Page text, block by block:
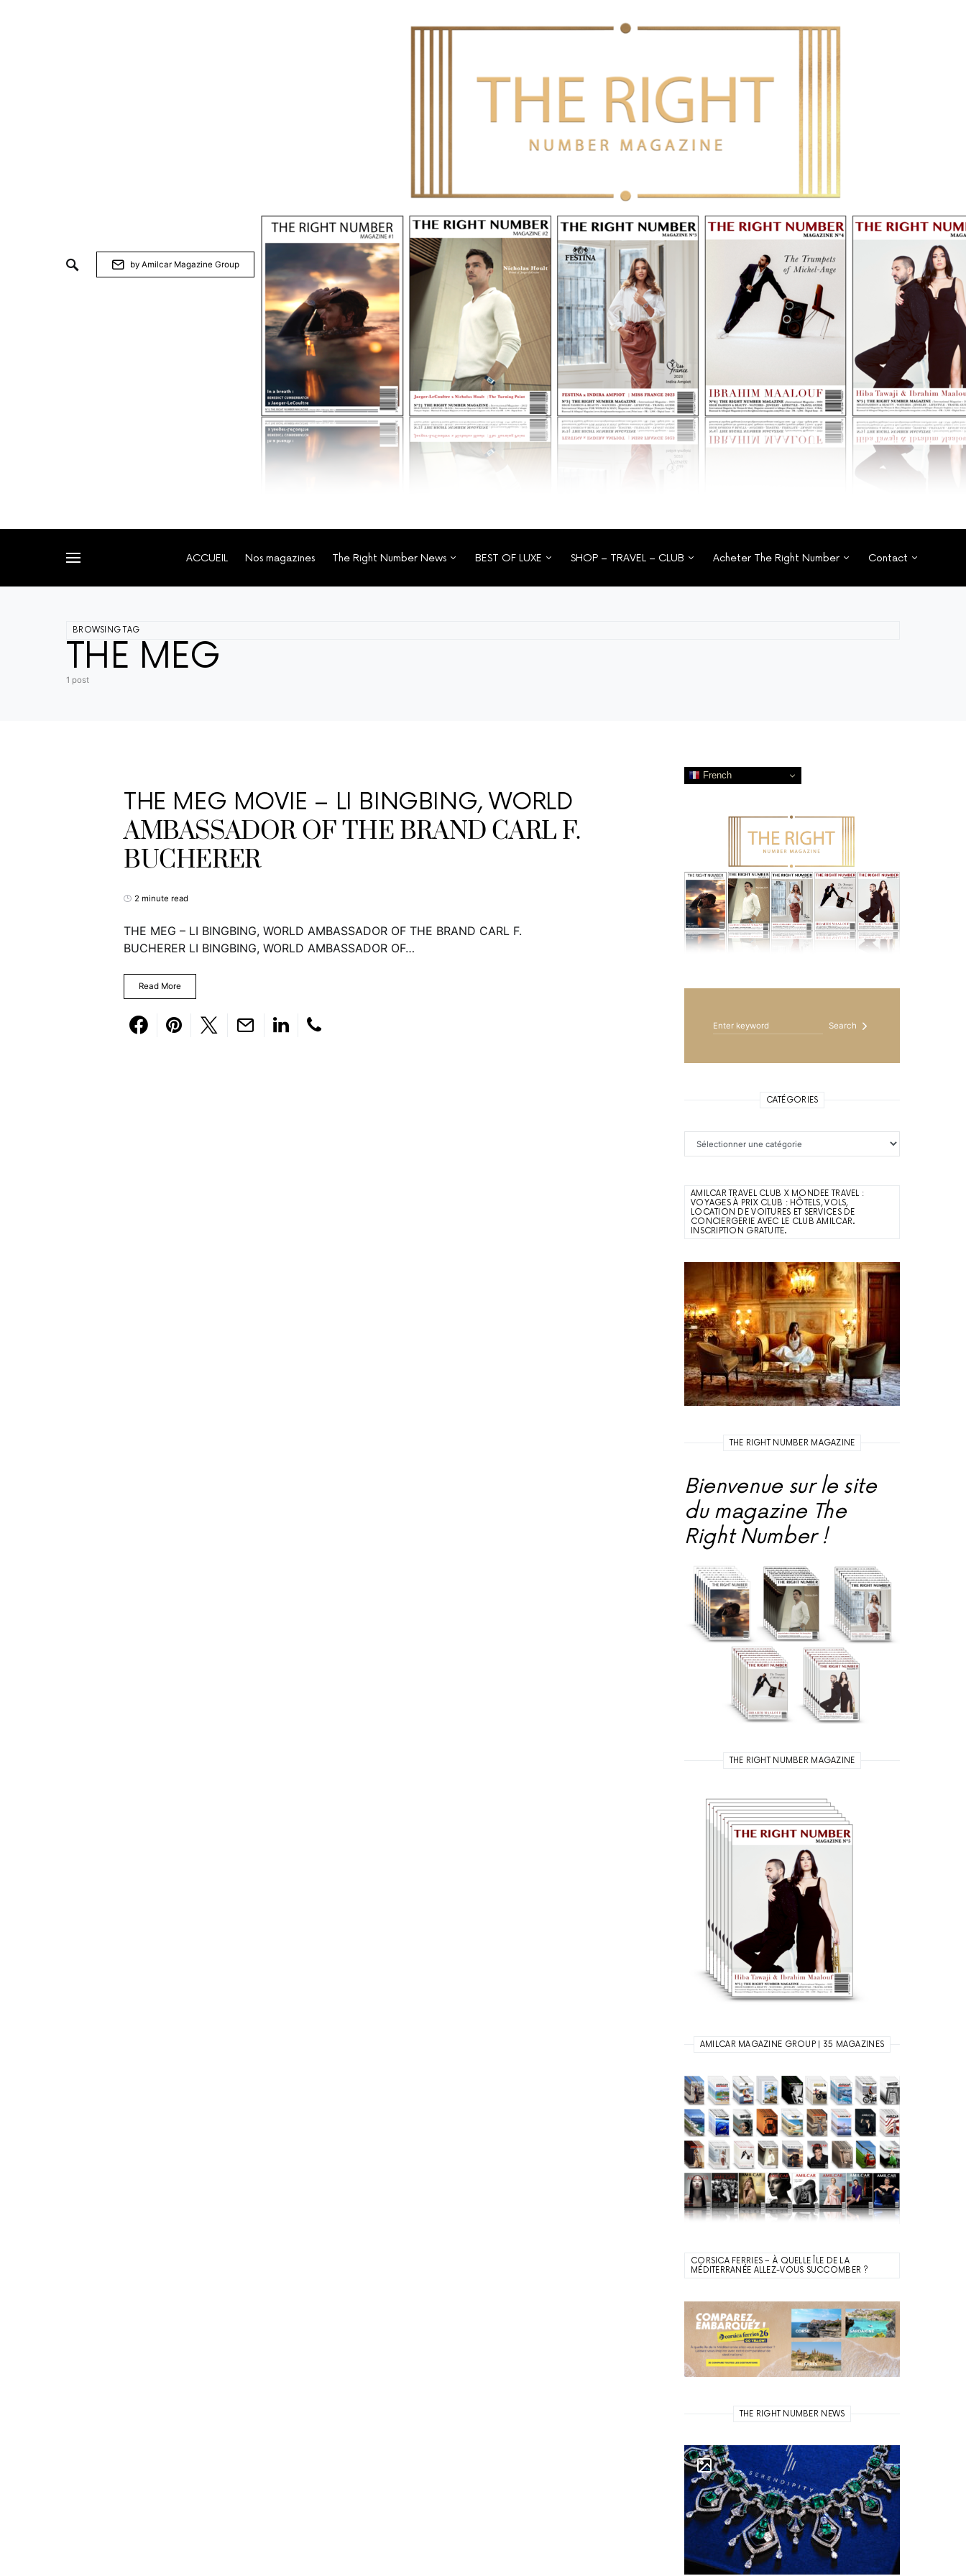
by Amilcar Magazine Group
ACCUEIL Nos magazines The Right Number News BEST OF LUXE SHOP – TRAVEL – CLUB Acheter The Right Number Contact
BROWSING TAG
THE MEG
1 post
THE MEG MOVIE – LI BINGBING, WORLD
AMBASSADOR OF THE BRAND CARL F.
BUCHERER
2 minute read
THE MEG – LI BINGBING, WORLD AMBASSADOR OF THE BRAND CARL F.
BUCHERER LI BINGBING, WORLD AMBASSADOR OF…
Read More
French
Search
CATÉGORIES
AMILCAR TRAVEL CLUB X MONDEE TRAVEL :
VOYAGES À PRIX CLUB : HÔTELS, VOLS,
LOCATION DE VOITURES ET SERVICES DE
CONCIERGERIE AVEC LE CLUB AMILCAR.
INSCRIPTION GRATUITE.
THE RIGHT NUMBER MAGAZINE
Bienvenue sur le site
du magazine The
Right Number !
THE RIGHT NUMBER MAGAZINE
AMILCAR MAGAZINE GROUP | 35 MAGAZINES
CORSICA FERRIES – À QUELLE ÎLE DE LA
MÉDITERRANÉE ALLEZ-VOUS SUCCOMBER ?
THE RIGHT NUMBER NEWS